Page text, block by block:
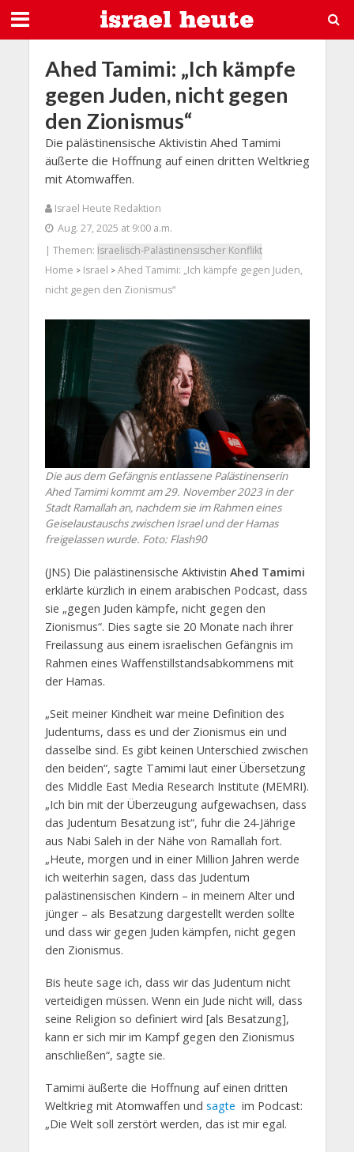
Ahed Tamimi: „Ich kämpfe
gegen Juden, nicht gegen
den Zionismus“
Die palästinensische Aktivistin Ahed Tamimi
äußerte die Hoffnung auf einen dritten Weltkrieg
mit Atomwaffen.
Israel Heute Redaktion
Aug. 27, 2025 at 9:00 a.m.
| Themen: Israelisch-Palästinensischer Konflikt
Home > Israel > Ahed Tamimi: „Ich kämpfe gegen Juden,
nicht gegen den Zionismus“
Die aus dem Gefängnis entlassene Palästinenserin
Ahed Tamimi kommt am 29. November 2023 in der
Stadt Ramallah an, nachdem sie im Rahmen eines
Geiselaustauschs zwischen Israel und der Hamas
freigelassen wurde. Foto: Flash90
(JNS) Die palästinensische Aktivistin Ahed Tamimi
erklärte kürzlich in einem arabischen Podcast, dass
sie „gegen Juden kämpfe, nicht gegen den
Zionismus“. Dies sagte sie 20 Monate nach ihrer
Freilassung aus einem israelischen Gefängnis im
Rahmen eines Waffenstillstandsabkommens mit
der Hamas.
„Seit meiner Kindheit war meine Definition des
Judentums, dass es und der Zionismus ein und
dasselbe sind. Es gibt keinen Unterschied zwischen
den beiden“, sagte Tamimi laut einer Übersetzung
des Middle East Media Research Institute (MEMRI).
„Ich bin mit der Überzeugung aufgewachsen, dass
das Judentum Besatzung ist“, fuhr die 24-Jährige
aus Nabi Saleh in der Nähe von Ramallah fort.
„Heute, morgen und in einer Million Jahren werde
ich weiterhin sagen, dass das Judentum
palästinensischen Kindern – in meinem Alter und
jünger – als Besatzung dargestellt werden sollte
und dass wir gegen Juden kämpfen, nicht gegen
den Zionismus.
Bis heute sage ich, dass wir das Judentum nicht
verteidigen müssen. Wenn ein Jude nicht will, dass
seine Religion so definiert wird [als Besatzung],
kann er sich mir im Kampf gegen den Zionismus
anschließen“, sagte sie.
Tamimi äußerte die Hoffnung auf einen dritten
Weltkrieg mit Atomwaffen und sagte im Podcast:
„Die Welt soll zerstört werden, das ist mir egal.